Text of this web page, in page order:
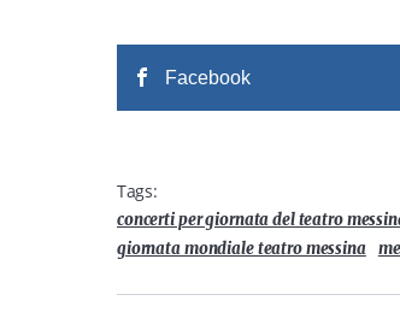
Facebook
Tags:
concerti per giornata del teatro
giornata mondiale teatro messina